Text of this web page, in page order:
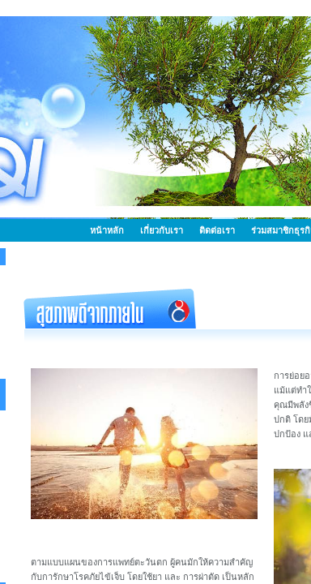
หน้าหลัก เกี่ยวกับเรา ติดต่อเรา ร่วมสมาชิกธุรกิ
ตามแบบแผนของการแพทย์ตะวันตก ผู้คนมักให้ความสำคัญ
กับการักษาโรคภัยไข้เจ็บ โดยใช้ยา และ การผ่าตัด เป็นหลัก
การย่อย
แม้แต่ทำ
คุณมีพลัง
ปกติ โดย
ปกป้อง แ